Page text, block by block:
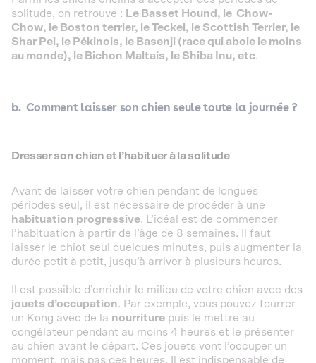
solitude, on retrouve : Le Basset Hound, le Chow-
Chow, le Boston terrier, le Teckel, le Scottish Terrier, le
Shar Pei, le Pékinois, le Basenji (race qui aboie le moins
au monde), le Bichon Maltais, le Shiba Inu, etc.
b. Comment laisser son chien seule toute la journée ?
Dresser son chien et l’habituer à la solitude
Avant de laisser votre chien pendant de longues
périodes seul, il est nécessaire de procéder à une
habituation progressive. L’idéal est de commencer
l’habituation à partir de l’âge de 8 semaines. Il faut
laisser le chiot seul quelques minutes, puis augmenter la
durée petit à petit, jusqu’à arriver à plusieurs heures.
Il est possible d’enrichir le milieu de votre chien avec des
jouets d’occupation. Par exemple, vous pouvez fourrer
un Kong avec de la nourriture puis le mettre au
congélateur pendant au moins 4 heures et le présenter
au chien avant le départ. Ces jouets vont l’occuper un
moment, mais pas des heures. Il est indispensable de